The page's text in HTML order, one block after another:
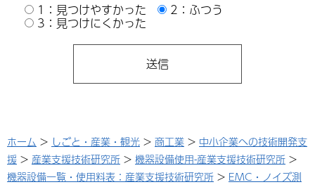
1：見つけやすかった
2：ふつう
3：見つけにくかった
ホーム > しごと・産業・観光 > 商工業 > 中小企業への技術開発支
援 > 産業支援技術研究所 > 機器設備使用-産業支援技術研究所 >
機器設備一覧・使用料表：産業支援技術研究所 > EMC・ノイズ測